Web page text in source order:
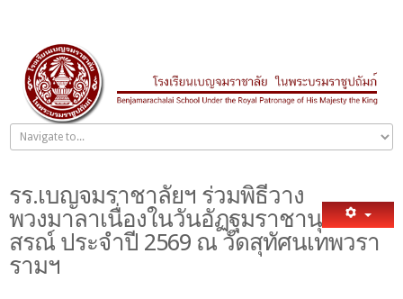
รร.เบญจมราชาลัยฯ ร่วมพิธีวาง
พวงมาลาเนื่องในวันอัฏฐมราชานุ
สรณ์ ประจำปี 2569 ณ วัดสุทัศนเทพวรา
รามฯ